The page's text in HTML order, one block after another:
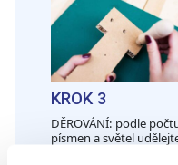
KROK 3
DĚROVÁNÍ: podle
písmen a světel